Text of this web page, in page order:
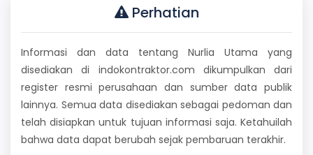
Perhatian
Informasi dan data tentang Nurlia Utama yang
disediakan di indokontraktor.com dikumpulkan dari
register resmi perusahaan dan sumber data publik
lainnya. Semua data disediakan sebagai pedoman dan
telah disiapkan untuk tujuan informasi saja. Ketahuilah
bahwa data dapat berubah sejak pembaruan terakhir.